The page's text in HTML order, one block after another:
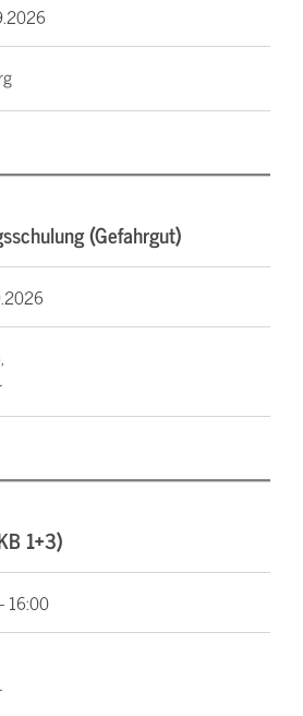
(Gefahrgut)
1+3)
16:00